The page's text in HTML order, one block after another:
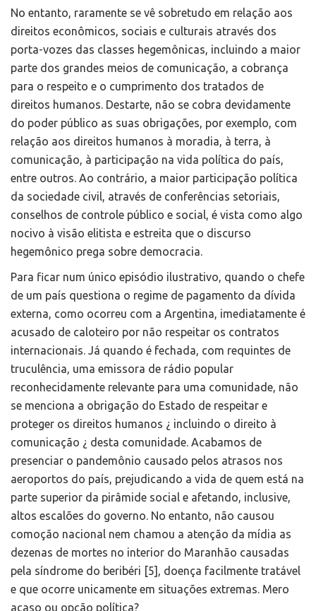
No entanto, raramente se vê sobretudo em relação aos
direitos econômicos, sociais e culturais através dos
porta-vozes das classes hegemônicas, incluindo a maior
parte dos grandes meios de comunicação, a cobrança
para o respeito e o cumprimento dos tratados de
direitos humanos. Destarte, não se cobra devidamente
do poder público as suas obrigações, por exemplo, com
relação aos direitos humanos à moradia, à terra, à
comunicação, à participação na vida política do país,
entre outros. Ao contrário, a maior participação política
da sociedade civil, através de conferências setoriais,
conselhos de controle público e social, é vista como algo
nocivo à visão elitista e estreita que o discurso
hegemônico prega sobre democracia.
Para ficar num único episódio ilustrativo, quando o chefe
de um país questiona o regime de pagamento da dívida
externa, como ocorreu com a Argentina, imediatamente é
acusado de caloteiro por não respeitar os contratos
internacionais. Já quando é fechada, com requintes de
truculência, uma emissora de rádio popular
reconhecidamente relevante para uma comunidade, não
se menciona a obrigação do Estado de respeitar e
proteger os direitos humanos ¿ incluindo o direito à
comunicação ¿ desta comunidade. Acabamos de
presenciar o pandemônio causado pelos atrasos nos
aeroportos do país, prejudicando a vida de quem está na
parte superior da pirâmide social e afetando, inclusive,
altos escalões do governo. No entanto, não causou
comoção nacional nem chamou a atenção da mídia as
dezenas de mortes no interior do Maranhão causadas
pela síndrome do beribéri [5], doença facilmente tratável
e que ocorre unicamente em situações extremas. Mero
acaso ou opção política?